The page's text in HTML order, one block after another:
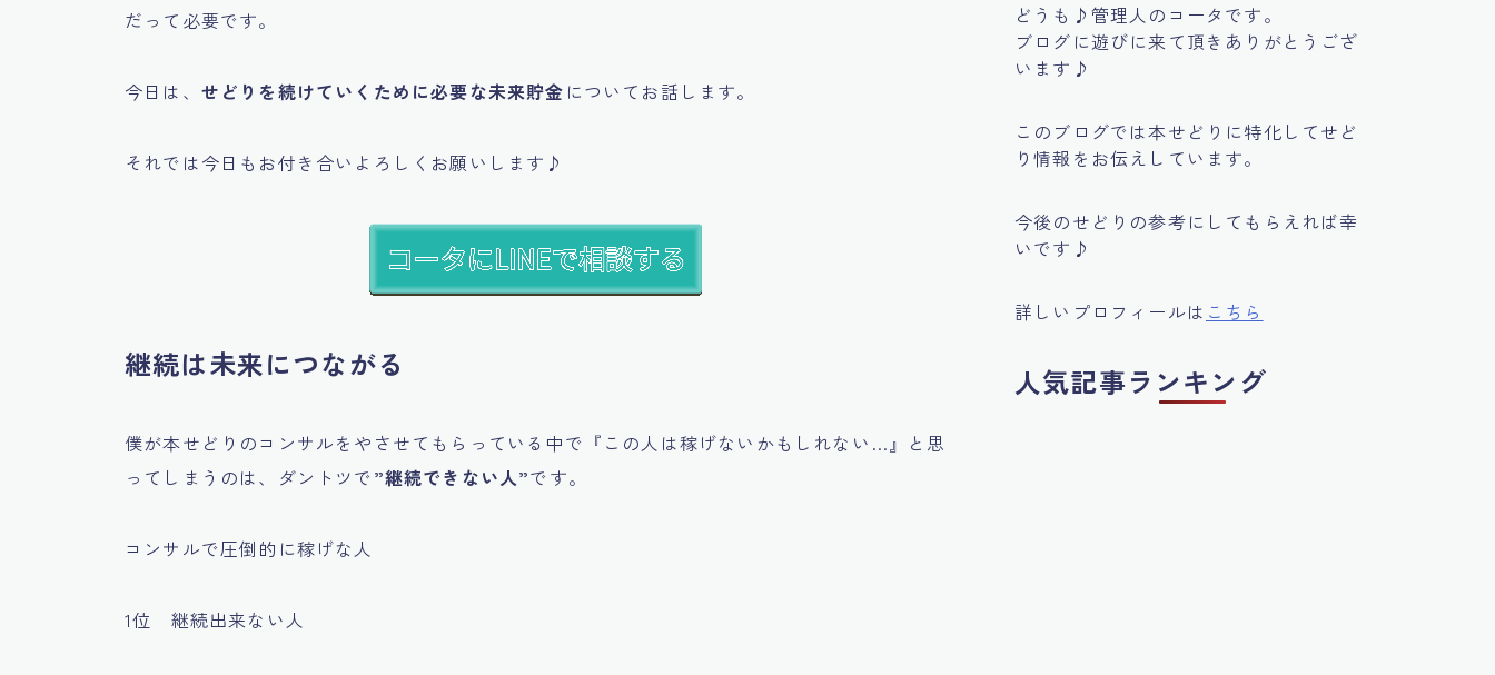
だって必要です。
今日は、 せどりを続けていくために必要な未来貯金 についてお話します。
それでは今日もお付き合いよろしくお願いします♪
継続は未来につながる
僕が本せどりのコンサルをやさせてもらっている中で 『この人は稼げないかもしれない…』 と思
ってしまうのは、ダントツで”継続できない人”です。
コンサルで圧倒的に稼げな人
1位 継続出来ない人
どうも♪管理人のコータです。
ブログに遊びに来て頂きありがとうござ
います♪
このブログでは本せどりに特化してせど
り情報をお伝えしています。
今後のせどりの参考にしてもらえれば幸
いです♪
詳しいプロフィールは こちら
人気記事ランキング